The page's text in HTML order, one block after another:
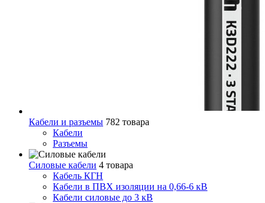
Кабели и разъемы 782 товара
Кабели
Разъемы
Силовые кабели 4 товара
Кабель КГН
Кабели в ПВХ изоляции на 0,66-6 кВ
Кабели силовые до 3 кВ